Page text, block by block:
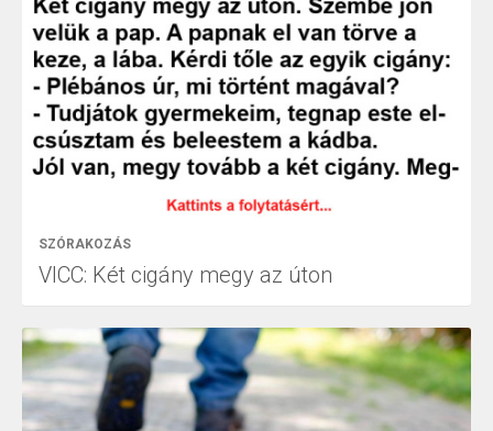
SZÓRAKOZÁS
VICC: Két cigány megy az úton